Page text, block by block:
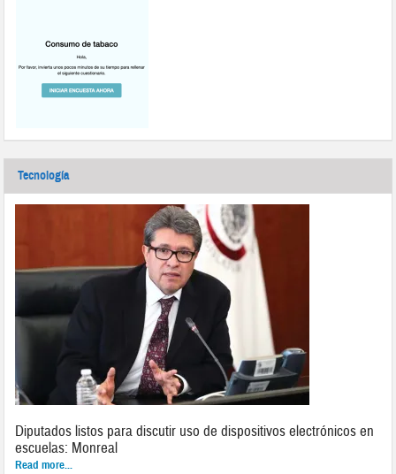
Tecnología
Diputados listos para discutir uso de dispositivos electrónicos en
escuelas: Monreal
Read more...